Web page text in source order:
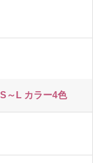
～L カラー4色